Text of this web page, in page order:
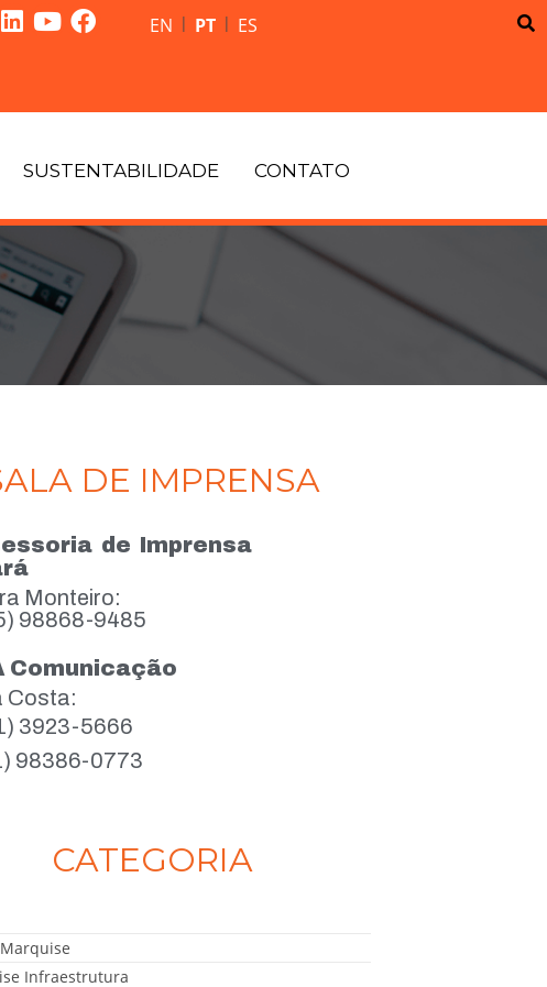
EN | PT | ES
SUSTENTABILIDADE CONTATO
DE IMPRENSA
de Imprensa
Monteiro:
98868-9485
Comunicação
Costa:
3923-5666
98386-0773
CATEGORIA
Infraestrutura